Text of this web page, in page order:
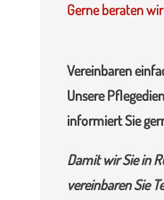
Gerne beraten
Vereinbaren
Unsere
informiert Sie
Damit wir Sie in
vereinbaren Sie